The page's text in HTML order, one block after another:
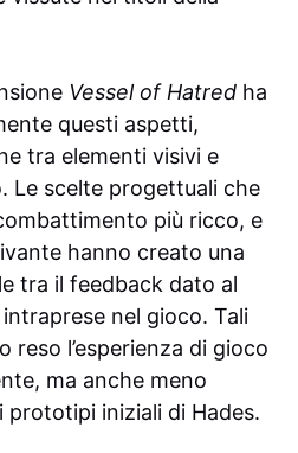
Vessel of Hatred ha
questi aspetti,
tra elementi visivi e
Le scelte progettuali che
più ricco, e
hanno creato una
tra il feedback dato al
nel gioco. Tali
reso l’esperienza di gioco
ma anche meno
iniziali di Hades.